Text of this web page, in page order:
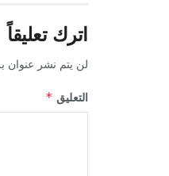
اترك تعليقاً
لن يتم نشر عنوان
التعليق *